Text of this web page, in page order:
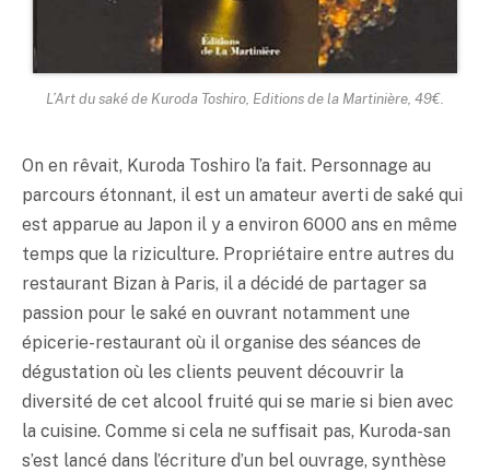
L’Art dusakéde Kuroda Toshiro, Editions de la Martinière, 49€.
On en rêvait, Kuroda Toshiro l’a fait. Personnage au
parcours étonnant, il est un amateur averti de saké qui
est apparue au Japon il y a environ 6000 ans en même
temps que la riziculture. Propriétaire entre autres du
restaurant Bizan à Paris, il a décidé de partager sa
passion pour le saké en ouvrant notamment une
épicerie-restaurant où il organise des séances de
dégustation où les clients peuvent découvrir la
diversité de cet alcool fruité qui se marie si bien avec
la cuisine. Comme si cela ne suffisait pas, Kuroda-san
s’est lancé dans l’écriture d’un bel ouvrage, synthèse